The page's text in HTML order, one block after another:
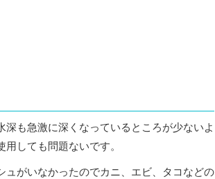
も急激に深くなっているところが少ないよ
しても問題ないです。
ュがいなかったのでカニ、エビ、タコなどの